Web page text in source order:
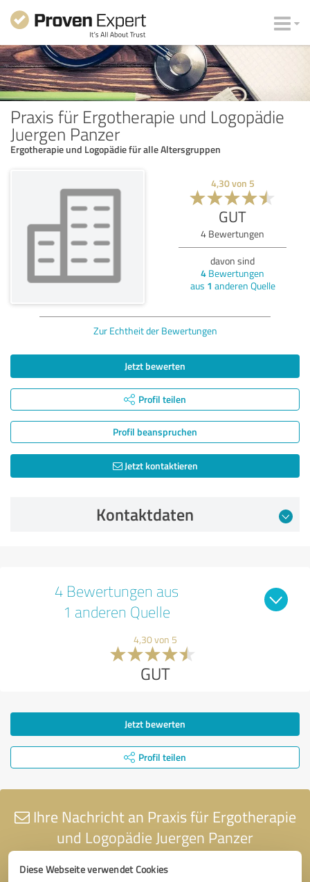
Diese Webseite verwendet Cookies
Praxis für Ergotherapie und Logopädie
Juergen Panzer
Ergotherapie und Logopädie für alle Altersgruppen
4,30von 5
GUT
4 Bewertungen
davon sind
4 Bewertungen
aus 1 anderen Quelle
Zur Echtheit der Bewertungen
Jetzt bewerten
Profil teilen
Profil beanspruchen
Jetzt kontaktieren
Kontaktdaten
4 Bewertungen aus
1 anderen Quelle
4,30 von 5
GUT
Jetzt bewerten
Profil teilen
Ihre Nachricht an Praxis für Ergotherapie
und Logopädie Juergen Panzer